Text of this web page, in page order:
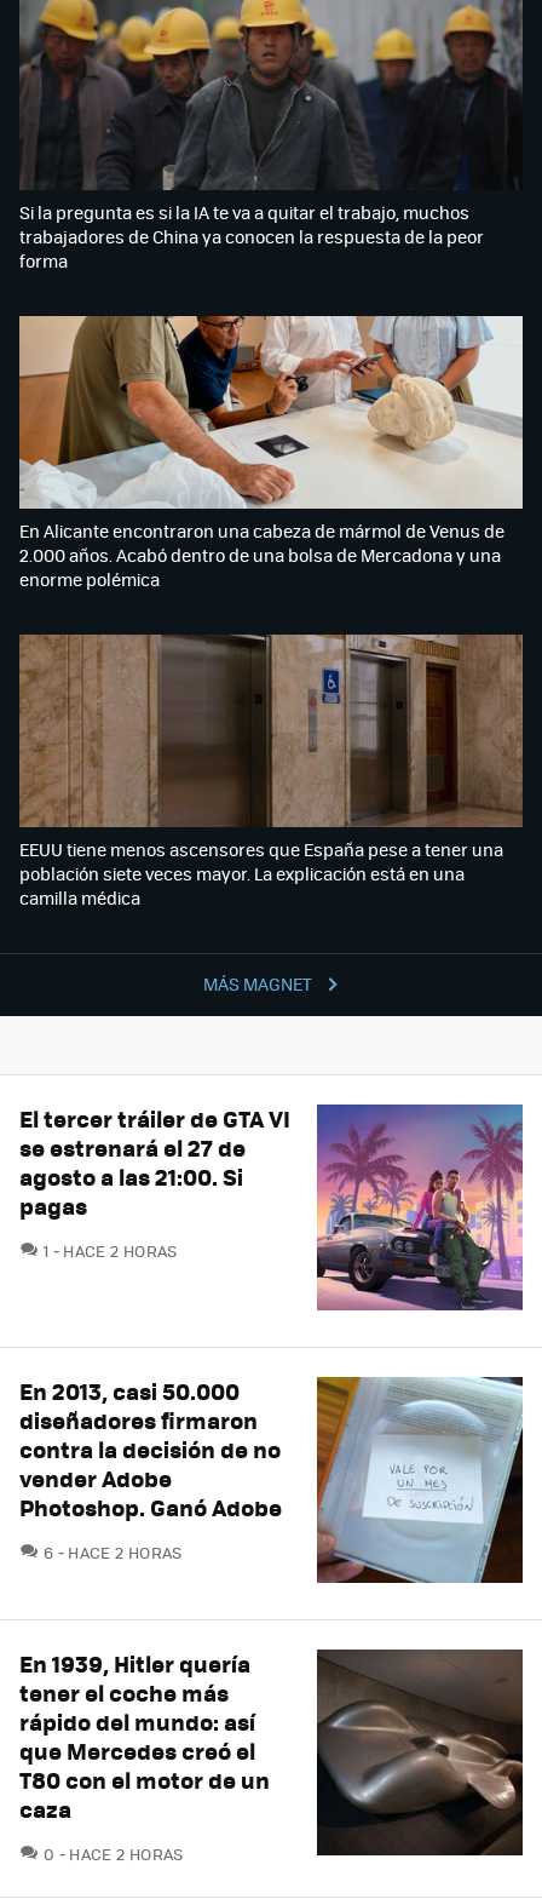
MÁS MAGNET
Si la pregunta es si la IA te va a quitar el trabajo, muchos
trabajadores de China ya conocen la respuesta de la peor
forma
En Alicante encontraron una cabeza de mármol de Venus de
2.000 años. Acabó dentro de una bolsa de Mercadona y una
enorme polémica
EEUU tiene menos ascensores que España pese a tener una
población siete veces mayor. La explicación está en una
camilla médica
El tercer tráiler de GTA VI
se estrenará el 27 de
agosto a las 21:00. Si
pagas
1 COMENTARIOS
HACE 2 HORAS
En 2013, casi 50.000
diseñadores firmaron
contra la decisión de no
vender Adobe
Photoshop. Ganó Adobe
6 COMENTARIOS
HACE 2 HORAS
En 1939, Hitler quería
tener el coche más
rápido del mundo: así
que Mercedes creó el
T80 con el motor de un
caza
0 COMENTARIOS
HACE 2 HORAS